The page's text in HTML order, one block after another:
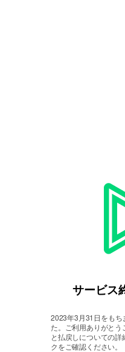
サービス
2023年3月31日をもち
た。
ご利用ありがと
と払戻しについての
クをご確認ください。